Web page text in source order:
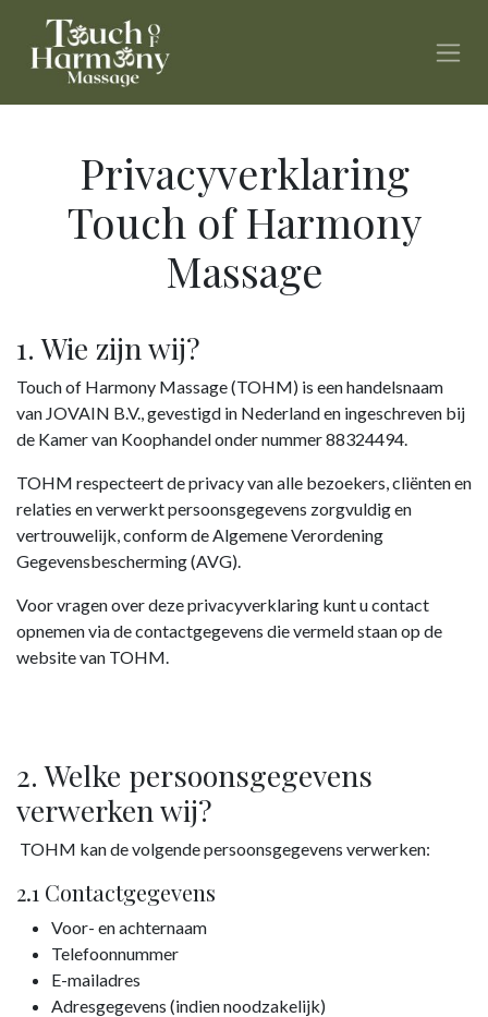
Privacyverklaring
Touch of Harmony
Massage
1. Wie zijn wij?
Touch of Harmony Massage (TOHM) is een handelsnaam
van JOVAIN B.V., gevestigd in Nederland en ingeschreven bij
de Kamer van Koophandel onder nummer 88324494.
TOHM respecteert de privacy van alle bezoekers, cliënten en
relaties en verwerkt persoonsgegevens zorgvuldig en
vertrouwelijk, conform de Algemene Verordening
Gegevensbescherming (AVG).
Voor vragen over deze privacyverklaring kunt u contact
opnemen via de contactgegevens die vermeld staan op de
website van TOHM.
2. Welke persoonsgegevens
verwerken wij?
TOHM kan de volgende persoonsgegevens verwerken:
2.1 Contactgegevens
Voor- en achternaam
Telefoonnummer
E-mailadres
Adresgegevens (indien noodzakelijk)